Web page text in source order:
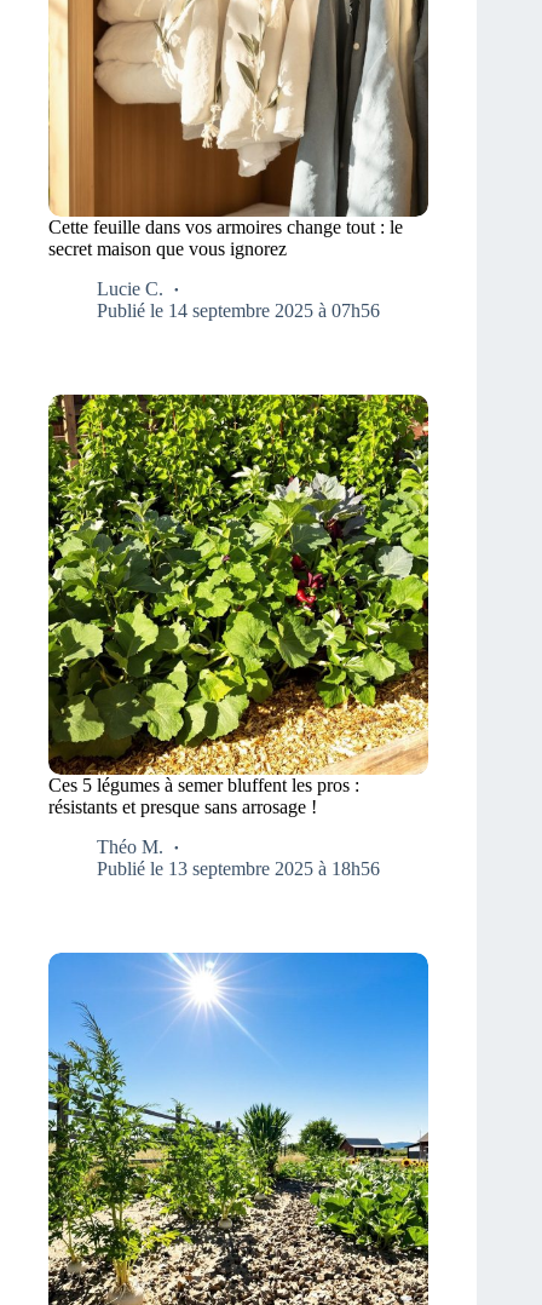
Cette feuille dans vos armoires change tout : le
secret maison que vous ignorez
Lucie C.
Publié le 14 septembre 2025 à 07h56
Ces 5 légumes à semer bluffent les pros :
résistants et presque sans arrosage !
Théo M.
Publié le 13 septembre 2025 à 18h56